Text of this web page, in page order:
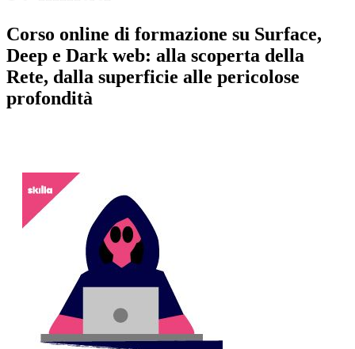
Corso online di formazione su Surface,
Deep e Dark web: alla scoperta della
Rete, dalla superficie alle pericolose
profondità